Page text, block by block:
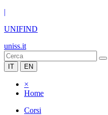
|
UNIFIND
uniss.it
IT EN
×
Home
Corsi